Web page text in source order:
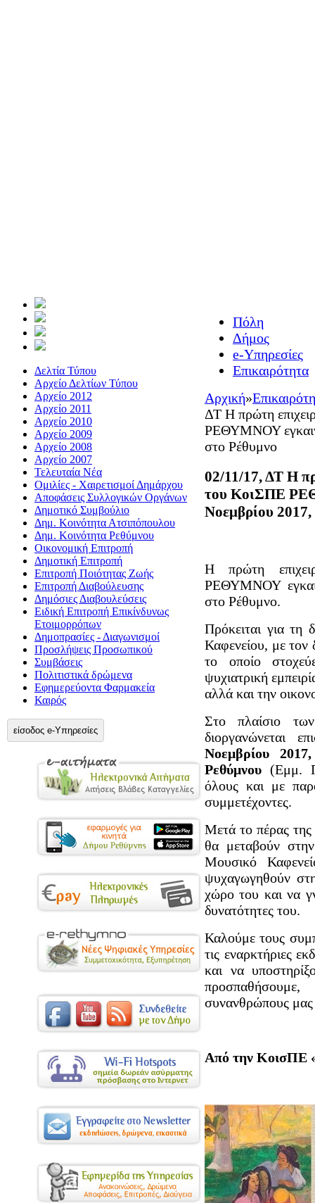
Δελτία Τύπου
Αρχείο Δελτίων Τύπου
Αρχείο 2012
Αρχείο 2011
Αρχείο 2010
Αρχείο 2009
Αρχείο 2008
Αρχείο 2007
Τελευταία Νέα
Ομιλίες - Χαιρετισμοί Δημάρχου
Αποφάσεις Συλλογικών Οργάνων
Δημοτικό Συμβούλιο
Δημ. Κοινότητα Ατσιπόπουλου
Δημ. Κοινότητα Ρεθύμνου
Οικονομική Επιτροπή
Δημοτική Επιτροπή
Επιτροπή Ποιότητας Ζωής
Επιτροπή Διαβούλευσης
Δημόσιες Διαβουλεύσεις
Ειδική Επιτροπή Επικίνδυνως
Ετοιμορρόπων
Δημοπρασίες - Διαγωνισμοί
Προσλήψεις Προσωπικού
Συμβάσεις
Πολιτιστικά δρώμενα
Εφημερεύοντα Φαρμακεία
Καιρός
είσοδος e-Υπηρεσίες
Πόλη
Δήμος
e-Υπηρεσίες
Επικαιρότητα
Αρχική»
ΔΤ Η πρώτη
ΡΕΘΥΜΝΟΥ
στο Ρέθυμνο
02/11/17, ΔΤ Η
του ΚοιΣΠΕ
Νοεμβρίου
Η πρώτη
ΡΕΘΥΜΝΟΥ
στο Ρέθυμνο.
Πρόκειται για τη
Καφενείου, με τον
το οποίο
ψυχιατρική
αλλά και την
Στο πλαίσιο
διοργανώνεται
Νοεμβρίου
Ρεθύμνου (Εμμ.
όλους και με
συμμετέχοντες.
Μετά το πέρας της
θα μεταβούν
Μουσικό
ψυχαγωγηθούν
χώρο του και να
δυνατότητες του.
Καλούμε τους
τις εναρκτήριες
και να
συνανθρώπους
Από την ΚοισΠΕ